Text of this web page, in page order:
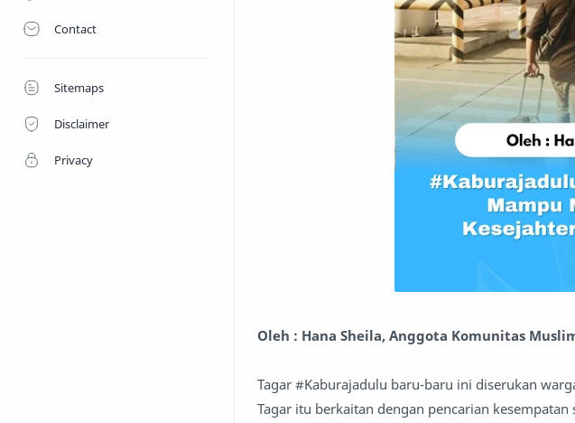
Contact
Sitemaps
Disclaimer
Privacy
Oleh : Hana Sheila, Anggota Komunitas
Tagar #Kaburajadulu baru-baru ini diserukan
Tagar itu berkaitan dengan pencarian